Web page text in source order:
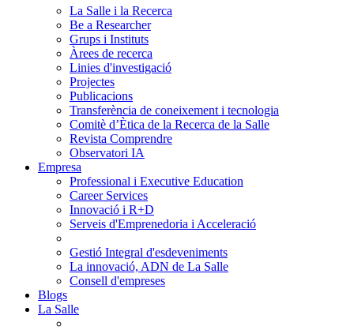
La Salle i la Recerca
Be a Researcher
Grups i Instituts
Àrees de recerca
Linies d'investigació
Projectes
Publicacions
Transferència de coneixement i tecnologia
Comitè d’Ètica de la Recerca de la Salle
Revista Comprendre
Observatori IA
Empresa
Professional i Executive Education
Career Services
Innovació i R+D
Serveis d'Emprenedoria i Acceleració
Gestió Integral d'esdeveniments
La innovació, ADN de La Salle
Consell d'empreses
Blogs
La Salle